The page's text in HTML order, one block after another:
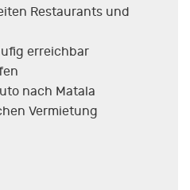
Restaurants und
erreichbar
nach Matala
Vermietung